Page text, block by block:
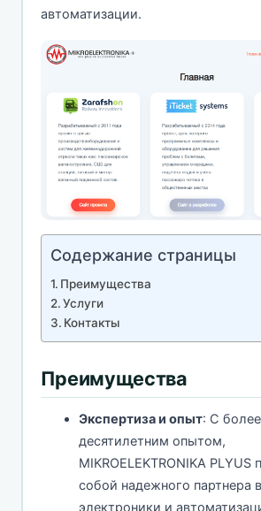
автоматизации.
Содержание страницы
Преимущества
Услуги
Контакты
Преимущества
Экспертиза и опыт: С
десятилетним опытом,
MIKROELEKTRONIKA PLYUS
собой надежного партнера
электроники и